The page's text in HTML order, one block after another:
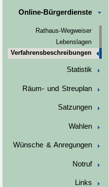
Online-Bürgerdienste
Rathaus-Wegweiser
Lebenslagen
Verfahrensbeschreibungen
Statistik
Räum- und Streuplan
Satzungen
Wahlen
Wünsche & Anregungen
Notruf
Links